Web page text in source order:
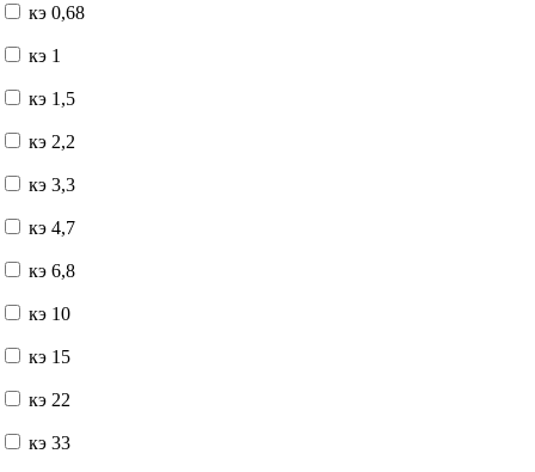
кэ 0,68
кэ 1
кэ 1,5
кэ 2,2
кэ 3,3
кэ 4,7
кэ 6,8
кэ 10
кэ 15
кэ 22
кэ 33